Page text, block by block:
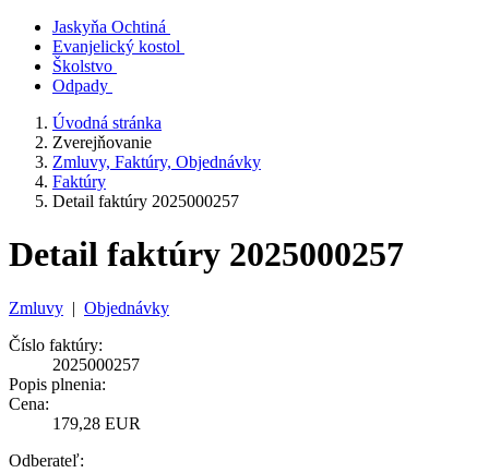
Jaskyňa Ochtiná
Evanjelický kostol
Školstvo
Odpady
Úvodná stránka
Zverejňovanie
Zmluvy, Faktúry, Objednávky
Faktúry
Detail faktúry 2025000257
Detail faktúry 2025000257
Zmluvy | Objednávky
Číslo faktúry:
2025000257
Popis plnenia:
Cena:
179,28 EUR
Odberateľ: